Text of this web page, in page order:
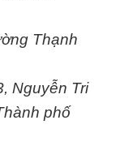
Thạnh
Nguyễn Tri
phố